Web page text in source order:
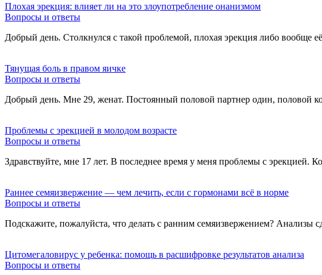
Плохая эрекция: влияет ли на это злоупотребление онанизмом
Вопросы и ответы
Добрый день. Столкнулся с такой проблемой, плохая эрекция либо вообще
Тянущая боль в правом яичке
Вопросы и ответы
Добрый день. Мне 29, женат. Постоянный половой партнер один, половой
Проблемы с эрекцией в молодом возрасте
Вопросы и ответы
Здравствуйте, мне 17 лет. В последнее время у меня проблемы с эрекцией.
Раннее семяизвержение — чем лечить, если с гормонами всё в норме
Вопросы и ответы
Подскажите, пожалуйста, что делать с ранним семяизвержением?
Цитомегаловирус у ребенка: помощь в расшифровке результатов анализа
Вопросы и ответы